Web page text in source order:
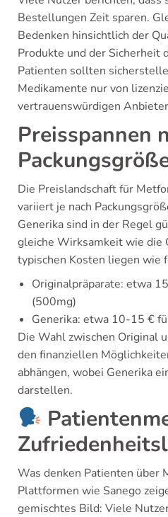
Bestellungen Zeit sparen.
Bedenken hinsichtlich der
Produkte und der Sicherheit
Patienten sollten
Medikamente nur von
vertrauenswürdigen
Preisspannen
Die Preislandschaft für
variiert je nach
Generika sind in der Regel
gleiche Wirksamkeit wie die
typischen Kosten liegen wie
Originalpräparate: etwa
(500mg)
Generika: etwa 10-15 €
Die Wahl zwischen Original
den finanziellen
abhängen, wobei Generika
darstellen.
Was denken Patienten über
Plattformen wie Sanego
gemischtes Bild: Viele